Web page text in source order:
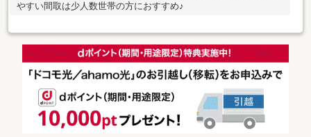
やすい間取は少人数世帯の方におすすめ♪